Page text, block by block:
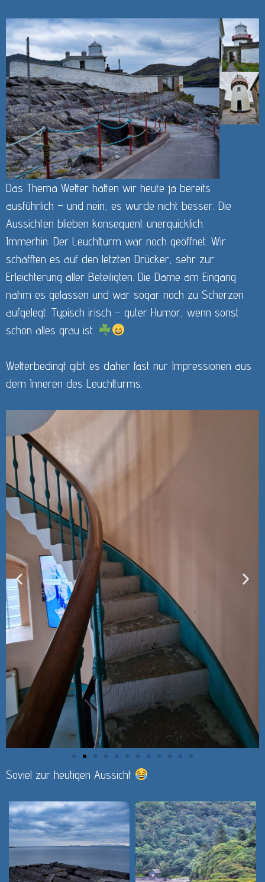
Das Thema Wetter hatten wir heute ja bereits
ausführlich – und nein, es wurde nicht besser. Die
Aussichten blieben konsequent unerquicklich.
Immerhin: Der Leuchtturm war noch geöffnet. Wir
schafften es auf den letzten Drücker, sehr zur
Erleichterung aller Beteiligten. Die Dame am Eingang
nahm es gelassen und war sogar noch zu Scherzen
aufgelegt. Typisch irisch – guter Humor, wenn sonst
schon alles grau ist.
Wetterbedingt gibt es daher fast nur Impressionen aus
dem Inneren des Leuchtturms.
Soviel zur heutigen Aussicht